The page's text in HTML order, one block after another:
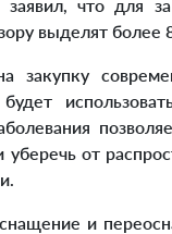
что для
выделят более
от
и